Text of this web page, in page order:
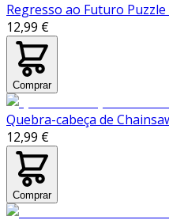
Regresso ao Futuro Puzzle
12,99 €
Comprar
Quebra-cabeça de
12,99 €
Comprar